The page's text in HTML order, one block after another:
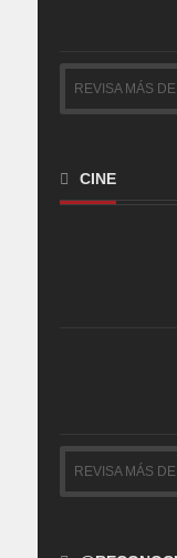
REVISA MÁS
CINE
REVISA MÁS